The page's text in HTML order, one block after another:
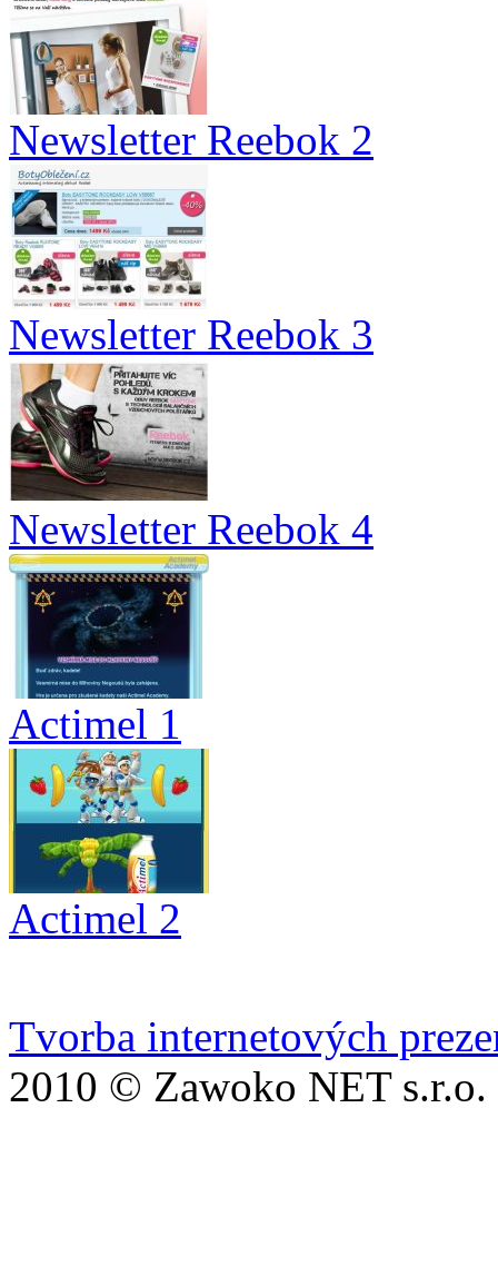
Newsletter Reebok 2
Newsletter Reebok 3
Newsletter Reebok 4
Actimel 1
Actimel 2
Tvorba internetových
2010 © Zawoko NET s.r.o.